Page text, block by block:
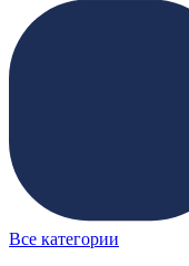
Все категории